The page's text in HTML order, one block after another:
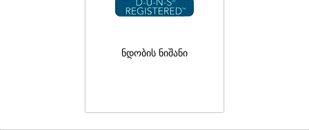
ნდობის ნიშანი